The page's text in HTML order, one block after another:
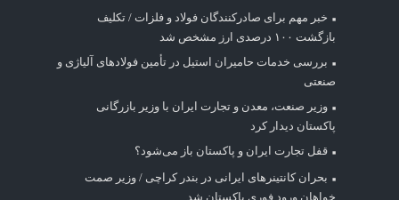
خبر مهم برای صادرکنندگان فولاد و فلزات / تکلیف
بازگشت ۱۰۰ درصدی ارز مشخص شد
بررسی خدمات حامیران استیل در تأمین فولادهای آلیاژی و
صنعتی
وزیر صنعت، معدن و تجارت ایران با وزیر بازرگانی
پاکستان دیدار کرد
قفل تجارت ایران و پاکستان باز می‌شود؟
بحران کانتینر‌های ایرانی در بندر کراچی / وزیر صمت
خواهان ورود فوری پاکستان شد